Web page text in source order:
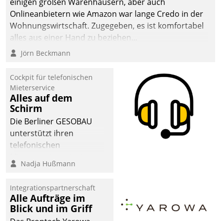
Onlineanbietern wie Amazon war lange Credo in der
Wohnungswirtschaft. Zugegeben, es ist komfortabel
alles aus einer Hand zu beziehen...
Jörn Beckmann
Cockpit für telefonischen
Mieterservice
Alles auf dem
Schirm
Die Berliner GESOBAU
unterstützt ihren
telefonischen
digitalen Cockpit, das
passende Fragen und
Schlagworte auswirft.
Eine intuitive
Nadja Hußmann
Integrationspartnerschaft
Alle Aufträge im
Blick und im Griff